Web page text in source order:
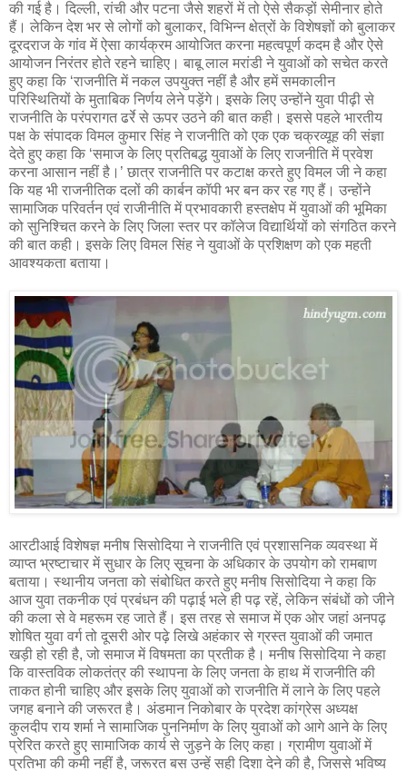
की गई है। दिल्ली, रांची और पटना जैसे शहरों में तो ऐसे सैकड़ों सेमीनार होते
हैं। लेकिन देश भर से लोगों को बुलाकर, विभिन्न क्षेत्रों के विशेषज्ञों को बुलाकर
दूरदराज के गांव में ऐसा कार्यक्रम आयोजित करना महत्वपूर्ण कदम है और ऐसे
आयोजन निरंतर होते रहने चाहिए। बाबू लाल मरांडी ने युवाओं को सचेत करते
हुए कहा कि ‘राजनीति में नकल उपयुक्त नहीं है और हमें समकालीन
परिस्थितियों के मुताबिक निर्णय लेने पड़ेंगे। इसके लिए उन्होंने युवा पीढ़ी से
राजनीति के परंपरागत ढर्रे से ऊपर उठने की बात कही। इससे पहले भारतीय
पक्ष के संपादक विमल कुमार सिंह ने राजनीति को एक एक चक्रव्यूह की संज्ञा
देते हुए कहा कि ‘समाज के लिए प्रतिबद्ध युवाओं के लिए राजनीति में प्रवेश
करना आसान नहीं है।’ छात्र राजनीति पर कटाक्ष करते हुए विमल जी ने कहा
कि यह भी राजनीतिक दलों की कार्बन कॉपी भर बन कर रह गए हैं। उन्होंने
सामाजिक परिवर्तन एवं राजीनीति में प्रभावकारी हस्तक्षेप में युवाओं की भूमिका
को सुनिश्चित करने के लिए जिला स्तर पर कॉलेज विद्यार्थियों को संगठित करने
की बात कही। इसके लिए विमल सिंह ने युवाओं के प्रशिक्षण को एक महती
आवश्यकता बताया।
आरटीआई विशेषज्ञ मनीष सिसोदिया ने राजनीति एवं प्रशासनिक व्यवस्था में
व्याप्त भ्रष्टाचार में सुधार के लिए सूचना के अधिकार के उपयोग को रामबाण
बताया। स्थानीय जनता को संबोधित करते हुए मनीष सिसोदिया ने कहा कि
आज युवा तकनीक एवं प्रबंधन की पढ़ाई भले ही पढ़ रहें, लेकिन संबंधों को जीने
की कला से वे महरूम रह जाते हैं। इस तरह से समाज में एक ओर जहां अनपढ़
शोषित युवा वर्ग तो दूसरी ओर पढ़े लिखे अहंकार से ग्रस्त युवाओं की जमात
खड़ी हो रही है, जो समाज में विषमता का प्रतीक है। मनीष सिसोदिया ने कहा
कि वास्तविक लोकतंत्र की स्थापना के लिए जनता के हाथ में राजनीति की
ताकत होनी चाहिए और इसके लिए युवाओं को राजनीति में लाने के लिए पहले
जगह बनाने की जरूरत है। अंडमान निकोबार के प्रदेश कांग्रेस अध्यक्ष
कुलदीप राय शर्मा ने सामाजिक पुननिर्माण के लिए युवाओं को आगे आने के लिए
प्रेरित करते हुए सामाजिक कार्य से जुड़ने के लिए कहा। ग्रामीण युवाओं में
प्रतिभा की कमी नहीं है, जरूरत बस उन्हें सही दिशा देने की है, जिससे भविष्य